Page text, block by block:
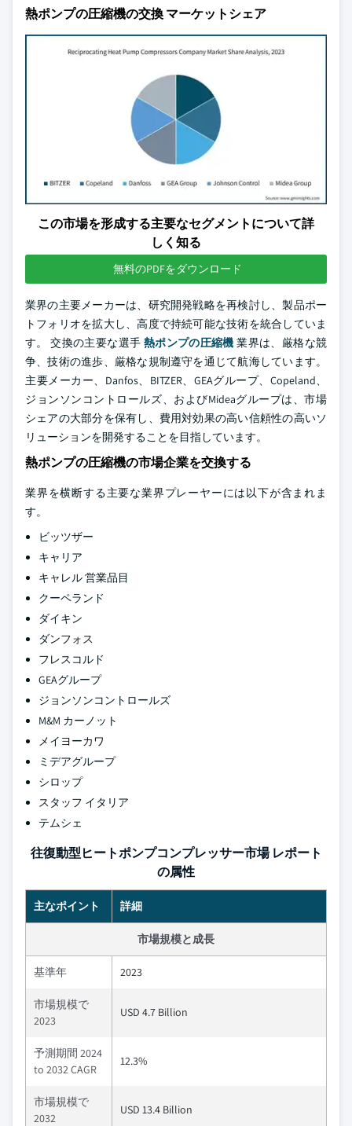
熱ポンプの圧縮機の交換 マーケットシェア
この市場を形成する主要なセグメントについて詳
しく知る
無料のPDFをダウンロード
業界の主要メーカーは、研究開発戦略を再検討し、製品ポー
トフォリオを拡大し、高度で持続可能な技術を統合していま
す。 交換の主要な選手 熱ポンプの圧縮機 業界は、厳格な競
争、技術の進歩、厳格な規制遵守を通じて航海しています。
主要メーカー、Danfos、BITZER、GEAグループ、Copeland、
ジョンソンコントロールズ、およびMideaグループは、市場
シェアの大部分を保有し、費用対効果の高い信頼性の高いソ
リューションを開発することを目指しています。
熱ポンプの圧縮機の市場企業を交換する
業界を横断する主要な業界プレーヤーには以下が含まれま
す。
ビッツザー
キャリア
キャレル 営業品目
クーペランド
ダイキン
ダンフォス
フレスコルド
GEAグループ
ジョンソンコントロールズ
M&M カーノット
メイヨーカワ
ミデアグループ
シロップ
スタッフ イタリア
テムシェ
往復動型ヒートポンプコンプレッサー市場 レポート
の属性
主なポイント 詳細
市場規模と成長
基準年 2023
市場規模で
2023
USD 4.7 Billion
予測期間 2024
to 2032 CAGR
12.3%
市場規模で
2032
USD 13.4 Billion